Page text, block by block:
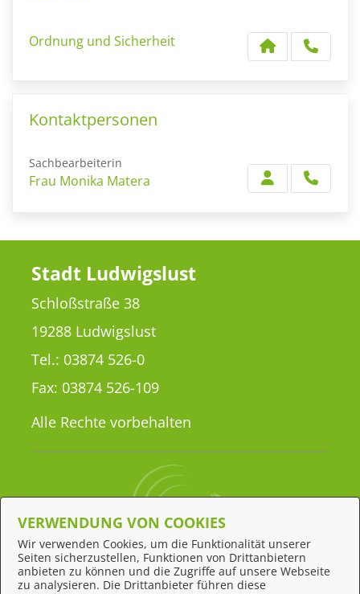
Ordnung und Sicherheit
Kontaktpersonen
Sachbearbeiterin
Frau Monika Matera
Behördennummer 115
Stadt Ludwigslust
Schloßstraße 38
19288 Ludwigslust
Tel.: 03874 526-0
Fax: 03874 526-109
Alle Rechte vorbehalten
VERWENDUNG VON COOKIES
Wir verwenden Cookies, um die Funktionalität unserer
Seiten sicherzustellen, Funktionen von Drittanbietern
anbieten zu können und die Zugriffe auf unsere Webseite
zu analysieren. Die Drittanbieter führen diese